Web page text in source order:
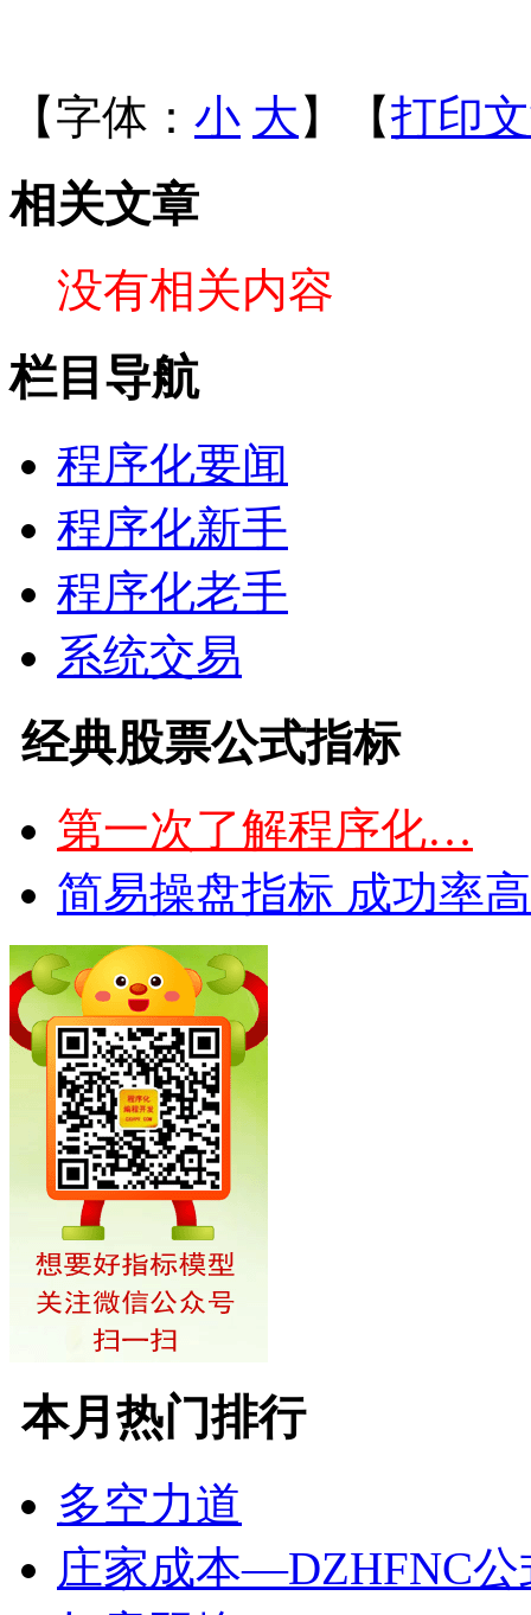
【字体： 小 大 】【打印
相关文章
没有相关内容
栏目导航
程序化要闻
程序化新手
程序化老手
系统交易
经典股票公式指标
第一次了解程序化…
简易操盘指标 成功率
本月热门排行
多空力道
庄家成本—DZHFNC